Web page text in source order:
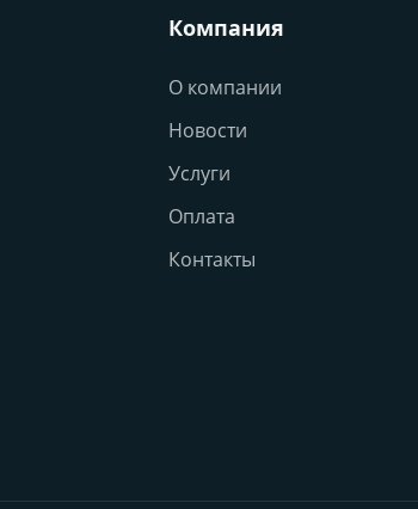
Компания
О компании
Новости
Услуги
Оплата
Контакты